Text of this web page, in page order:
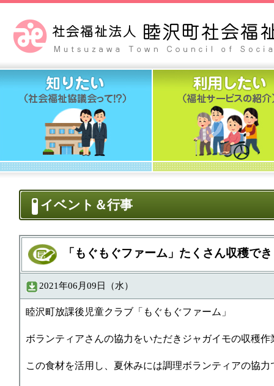
イベント＆行事
「もぐもぐファーム」たくさん収穫で
2021年06月09日（水）
睦沢町放課後児童クラブ「もぐもぐファーム」
ボランティアさんの協力をいただきジャガイモの収穫
この食材を活用し、夏休みには調理ボランティアの協